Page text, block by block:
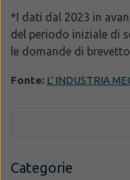
*I dati dal 2023 in
del periodo iniziale di
le domande di
Fonte: L' INDUSTRIA
Categorie